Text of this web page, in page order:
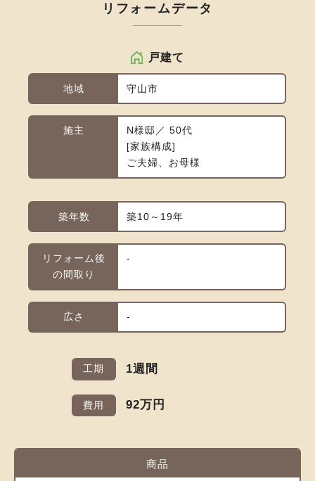
リフォームデータ
戸建て
地域 守山市
施主
N様邸／ 50代
家族構成
ご夫婦、お母様
築年数 築10～19年
リフォーム後
の間取り
-
広さ -
工期 1週間
費用 92万円
商品